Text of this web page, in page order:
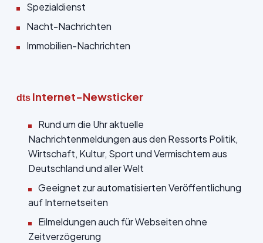
Spezialdienst
Nacht-Nachrichten
Immobilien-Nachrichten
dts Internet-Newsticker
Rund um die Uhr aktuelle
Nachrichtenmeldungen aus den Ressorts Politik,
Wirtschaft, Kultur, Sport und Vermischtem aus
Deutschland und aller Welt
Geeignet zur automatisierten Veröffentlichung
auf Internetseiten
Eilmeldungen auch für Webseiten ohne
Zeitverzögerung